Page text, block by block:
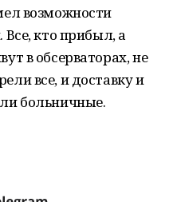
возможности
кто прибыл, а
в обсерваторах, не
все, и доставку и
больничные.